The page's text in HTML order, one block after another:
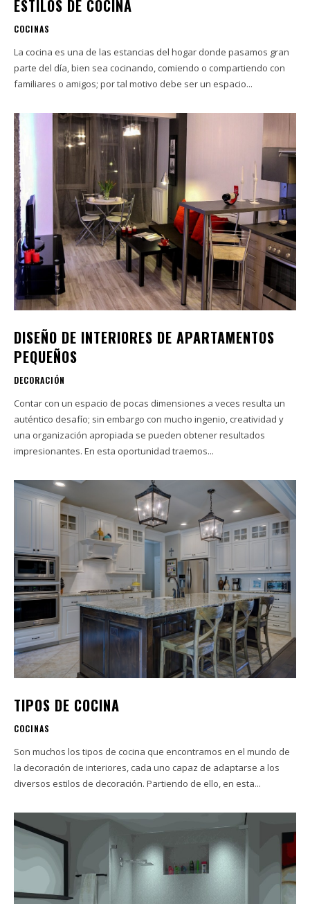
ESTILOS DE COCINA
COCINAS
La cocina es una de las estancias del hogar donde pasamos gran
parte del día, bien sea cocinando, comiendo o compartiendo con
familiares o amigos; por tal motivo debe ser un espacio...
DISEÑO DE INTERIORES DE APARTAMENTOS
PEQUEÑOS
DECORACIÓN
Contar con un espacio de pocas dimensiones a veces resulta un
auténtico desafío; sin embargo con mucho ingenio, creatividad y
una organización apropiada se pueden obtener resultados
impresionantes. En esta oportunidad traemos...
TIPOS DE COCINA
COCINAS
Son muchos los tipos de cocina que encontramos en el mundo de
la decoración de interiores, cada uno capaz de adaptarse a los
diversos estilos de decoración. Partiendo de ello, en esta...